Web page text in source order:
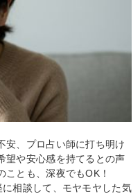
安、プロ占い師に打ち明け
望や安心感を持てるとの声
とも、深夜でもOK！
に相談して、モヤモヤした気